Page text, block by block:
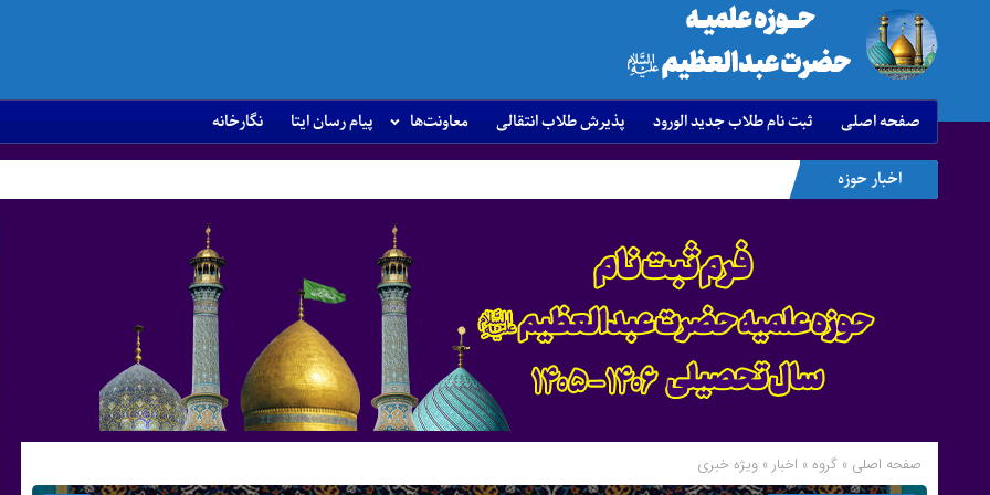
صفحه اصلی ثبت نام طلاب جدید الورود پذیرش طلاب انتقالی معاونت‌ها پیام رسان ایتا نگارخانه
اخبار حوزه
صفحه اصلی » گروه » اخبار » ویژه خبری